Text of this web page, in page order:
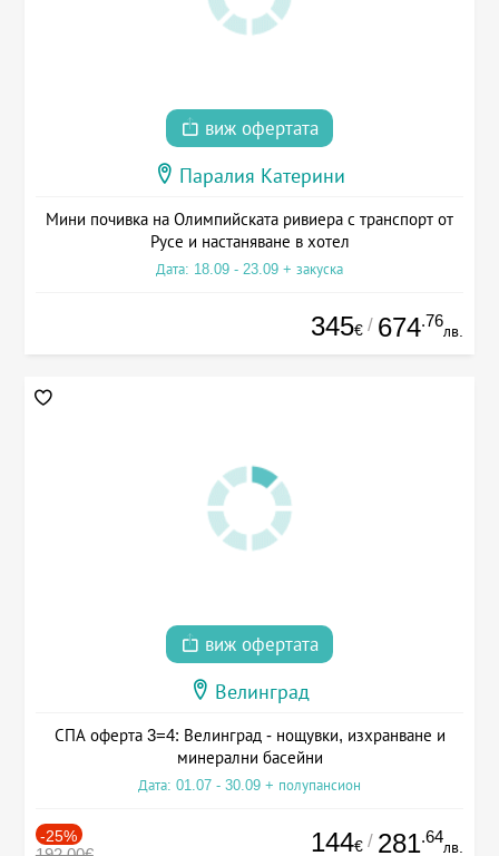
виж офертата
Паралия Катерини
Мини почивка на Олимпийската ривиера с транспорт от
Русе и настаняване в хотел
Дата: 18.09 - 23.09 + закуска
345€ / 674.76
лв.
виж офертата
Велинград
СПА оферта 3=4: Велинград - нощувки, изхранване и
минерални басейни
Дата: 01.07 - 30.09 + полупансион
-25% 144€ / 281.64
лв.